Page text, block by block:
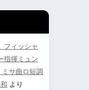
ィッシャ
揮ミュン
サ曲ロ短調
より